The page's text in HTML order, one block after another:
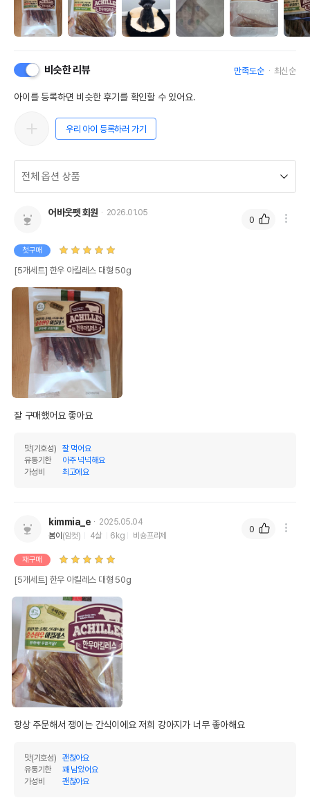
품명 및 모델명
법에 의한 인증,허가 등을
받았음을 확인할수 있는
경우 그에 대한 사항
제조국 또는 원산지
제조자,수입품의 경우
수입자를 함께 표기
전화번호
비슷한 리뷰 만족도순 최신순
아이를 등록하면 비슷한 후기를 확인할 수 있어요.
우리 아이 등록하러 가기
어바웃펫 회원 2026.01.05
첫구매
[5개세트] 한우 아킬레스 대형 50g
잘 구매했어요 좋아요
맛(기호성)
잘 먹어요
유통기한
아주 넉넉해요
가성비
최고에요
0
kimmia_e
2025.05.04
봄이 (암컷) 4살 6kg 비숑프리제
재구매
[5개세트] 한우 아킬레스 대형 50g
항상 주문해서 쟁이는 간식이에요 저희 강아지가 너무 좋아해요
맛(기호성)
괜찮아요
유통기한
꽤 남았어요
가성비
괜찮아요
0